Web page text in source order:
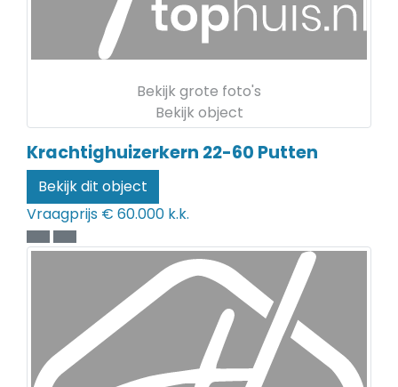
Bekijk grote foto's
Bekijk object
Krachtighuizerkern 22-60 Putten
Bekijk dit object
Vraagprijs € 60.000 k.k.